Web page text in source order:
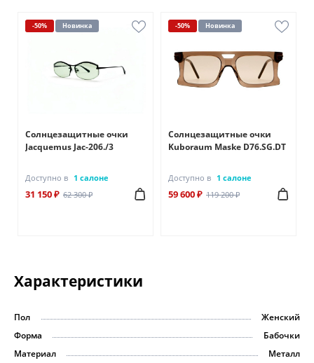
-50% Новинка
Солнцезащитные очки
Jacquemus Jac-206./3
Доступно в 1 салоне
31 150 ₽ 62 300 ₽
-50% Новинка
Солнцезащитные очки
Kuboraum Maske D76.SG.DT
Доступно в 1 салоне
59 600 ₽ 119 200 ₽
Характеристики
Пол
Женский
Форма
Бабочки
Материал
Металл